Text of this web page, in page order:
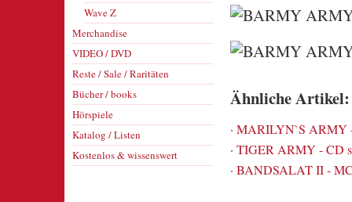
Wave Z
Merchandise
VIDEO / DVD
Reste / Sale / Raritäten
Bücher / books
Hörspiele
Katalog / Listen
Kostenlos & wissenswert
Ähnliche Artikel:
· MARILYN`S ARMY
· TIGER ARMY - CD
· BANDSALAT II -